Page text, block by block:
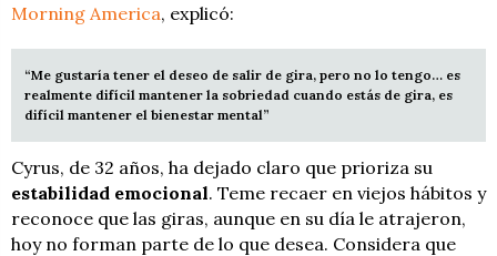
Morning America, explicó:
“Me gustaría tener el deseo de salir de gira, pero no lo tengo… es
realmente difícil mantener la sobriedad cuando estás de gira, es
difícil mantener el bienestar mental”
Cyrus, de 32 años, ha dejado claro que prioriza su
estabilidad emocional. Teme recaer en viejos hábitos y
reconoce que las giras, aunque en su día le atrajeron,
hoy no forman parte de lo que desea. Considera que